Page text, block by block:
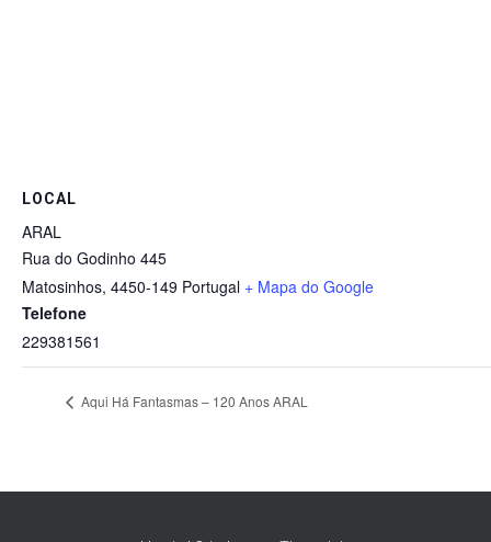
LOCAL
ARAL
Rua do Godinho 445
Matosinhos, 4450-149 Portugal + Mapa do Google
Telefone
229381561
Aqui Há Fantasmas – 120 Anos ARAL